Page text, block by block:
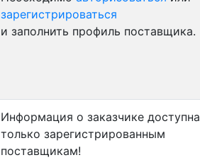
зарегистрироваться
и заполнить профиль поставщика.
Информация о заказчике доступна
только зарегистрированным
поставщикам!